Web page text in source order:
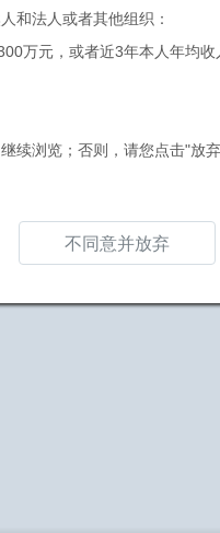
和法人或者其他组织：
万元，或者近3年本人年均收
续浏览；否则，请您点击"放弃
不同意并放弃